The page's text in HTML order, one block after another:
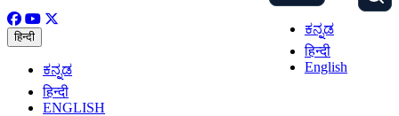
ಕನ್ನಡ
हिन्दी
English
हिन्दी
ಕನ್ನಡ
हिन्दी
ENGLISH